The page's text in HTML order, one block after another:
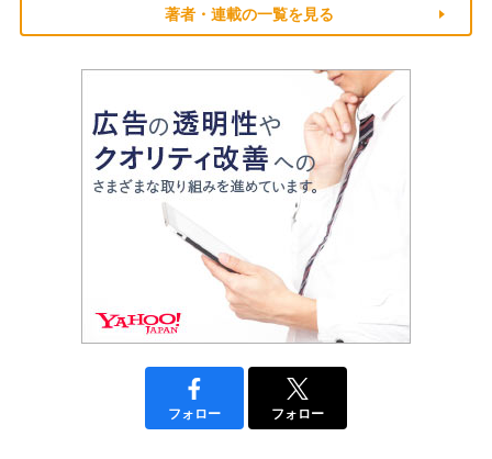
著者・連載の一覧を見る
フォロー フォロー